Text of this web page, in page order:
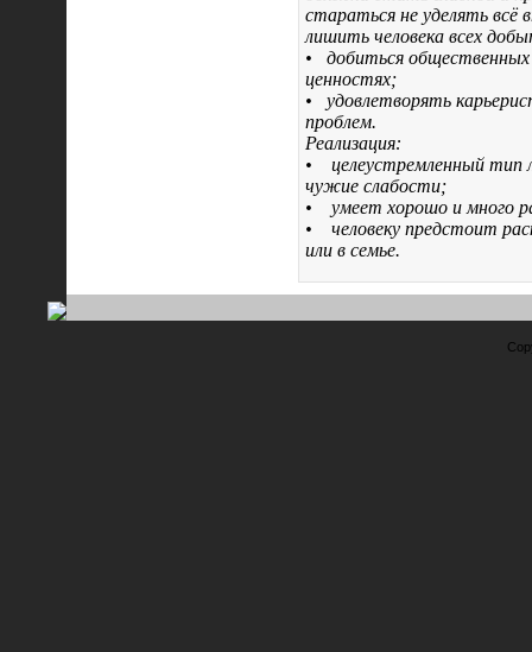
стараться не уделять всё
лишить человека всех
•
добиться
ценностях;
•
удовлетворять
проблем.
Реализация:
•
целеустремленный тип
чужие слабости;
•
умеет хорошо и много
•
человеку предстоит
или в семье.